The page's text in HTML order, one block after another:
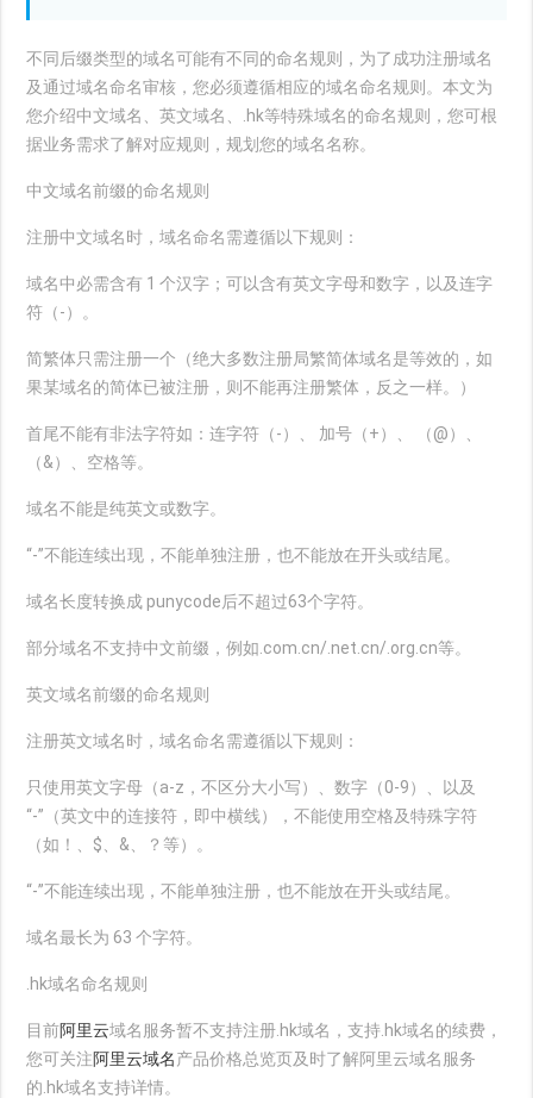
不同后缀类型的域名可能有不同的命名规则，为了成功注册域名
及通过域名命名审核，您必须遵循相应的域名命名规则。本文为
您介绍中文域名、英文域名、.hk等特殊域名的命名规则，您可根
据业务需求了解对应规则，规划您的域名名称。
中文域名前缀的命名规则
注册中文域名时，域名命名需遵循以下规则：
域名中必需含有 1 个汉字；可以含有英文字母和数字，以及连字
符（-）。
简繁体只需注册一个（绝大多数注册局繁简体域名是等效的，如
果某域名的简体已被注册，则不能再注册繁体，反之一样。）
首尾不能有非法字符如：连字符（-）、 加号（+）、 （@）、
（&）、空格等。
域名不能是纯英文或数字。
“-”不能连续出现，不能单独注册，也不能放在开头或结尾。
域名长度转换成 punycode后不超过63个字符。
部分域名不支持中文前缀，例如.com.cn/.net.cn/.org.cn等。
英文域名前缀的命名规则
注册英文域名时，域名命名需遵循以下规则：
只使用英文字母（a-z，不区分大小写）、数字（0-9）、以及
“-”（英文中的连接符，即中横线），不能使用空格及特殊字符
（如！、$、&、？等）。
“-”不能连续出现，不能单独注册，也不能放在开头或结尾。
域名最长为 63 个字符。
.hk域名命名规则
目前阿里云域名服务暂不支持注册.hk域名，支持.hk域名的续费，
您可关注阿里云域名产品价格总览页及时了解阿里云域名服务
的.hk域名支持详情。